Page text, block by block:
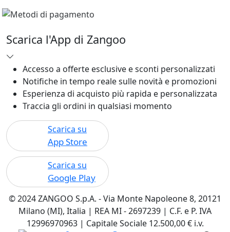
Scarica l'App di Zangoo
Accesso a offerte esclusive e sconti personalizzati
Notifiche in tempo reale sulle novità e promozioni
Esperienza di acquisto più rapida e personalizzata
Traccia gli ordini in qualsiasi momento
Scarica su
App Store
Scarica su
Google Play
© 2024 ZANGOO S.p.A. - Via Monte Napoleone 8, 20121
Milano (MI), Italia | REA MI - 2697239 | C.F. e P. IVA
12996970963 | Capitale Sociale 12.500,00 € i.v.